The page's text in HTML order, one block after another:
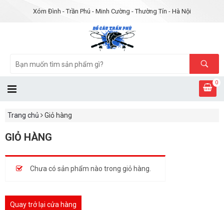
Xóm Đình - Trần Phú - Minh Cường - Thường Tín - Hà Nội
0
Trang chủ Giỏ hàng
GIỎ HÀNG
Chưa có sản phẩm nào trong giỏ hàng.
Quay trở lại cửa hàng